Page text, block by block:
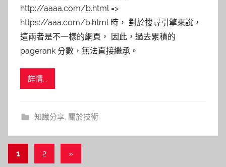
http://aaaa.com/b.html =>
https://aaa.com/b.html 時， 對於搜尋引擎來說，
這兩者是不一樣的網頁， 因此，過去累積的
pagerank 分數，無法直接繼承。
詳情...
知識分享, 關於技術
1 2
Next
»